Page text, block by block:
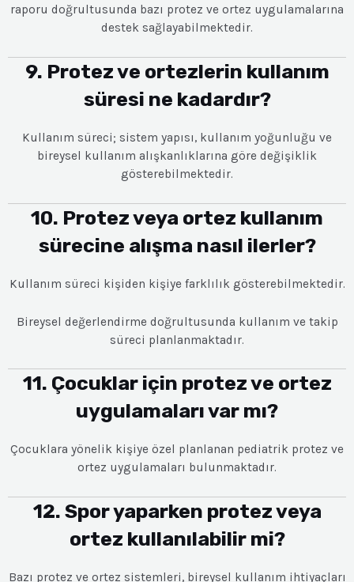
raporu doğrultusunda bazı protez ve ortez uygulamalarına
destek sağlayabilmektedir.
9. Protez ve ortezlerin kullanım
süresi ne kadardır?
Kullanım süreci; sistem yapısı, kullanım yoğunluğu ve
bireysel kullanım alışkanlıklarına göre değişiklik
gösterebilmektedir.
10. Protez veya ortez kullanım
sürecine alışma nasıl ilerler?
Kullanım süreci kişiden kişiye farklılık gösterebilmektedir.
Bireysel değerlendirme doğrultusunda kullanım ve takip
süreci planlanmaktadır.
11. Çocuklar için protez ve ortez
uygulamaları var mı?
Çocuklara yönelik kişiye özel planlanan pediatrik protez ve
ortez uygulamaları bulunmaktadır.
12. Spor yaparken protez veya
ortez kullanılabilir mi?
Bazı protez ve ortez sistemleri, bireysel kullanım ihtiyaçları